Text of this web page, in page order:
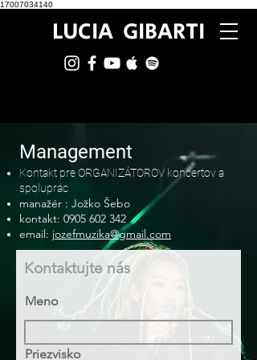
17007034140
LUCIA GIBARTI
Management
Kontakt pre ORGANIZÁTOROV koncertov a
spoluprác
manažér : Jožko Šebo
kontakt: 0905 602 342
email: jozefmuzika@gmail.com
Kontaktujte nás
Meno
Priezvisko